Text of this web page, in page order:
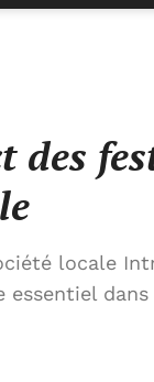
locale
des
locale